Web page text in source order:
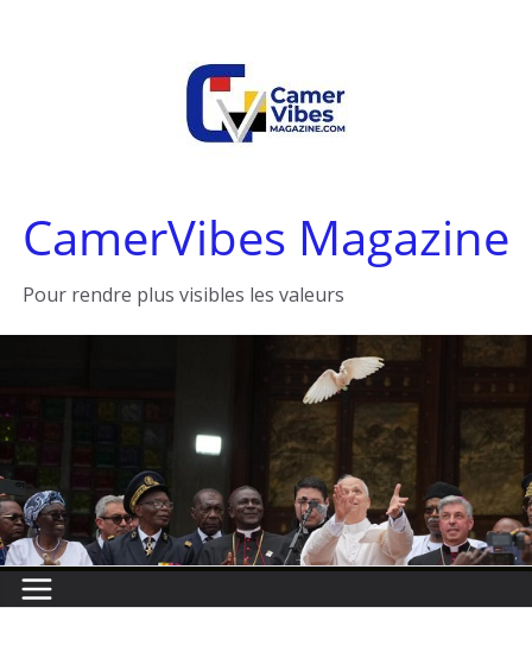
CamerVibes Magazine
Pour rendre plus visibles les valeurs